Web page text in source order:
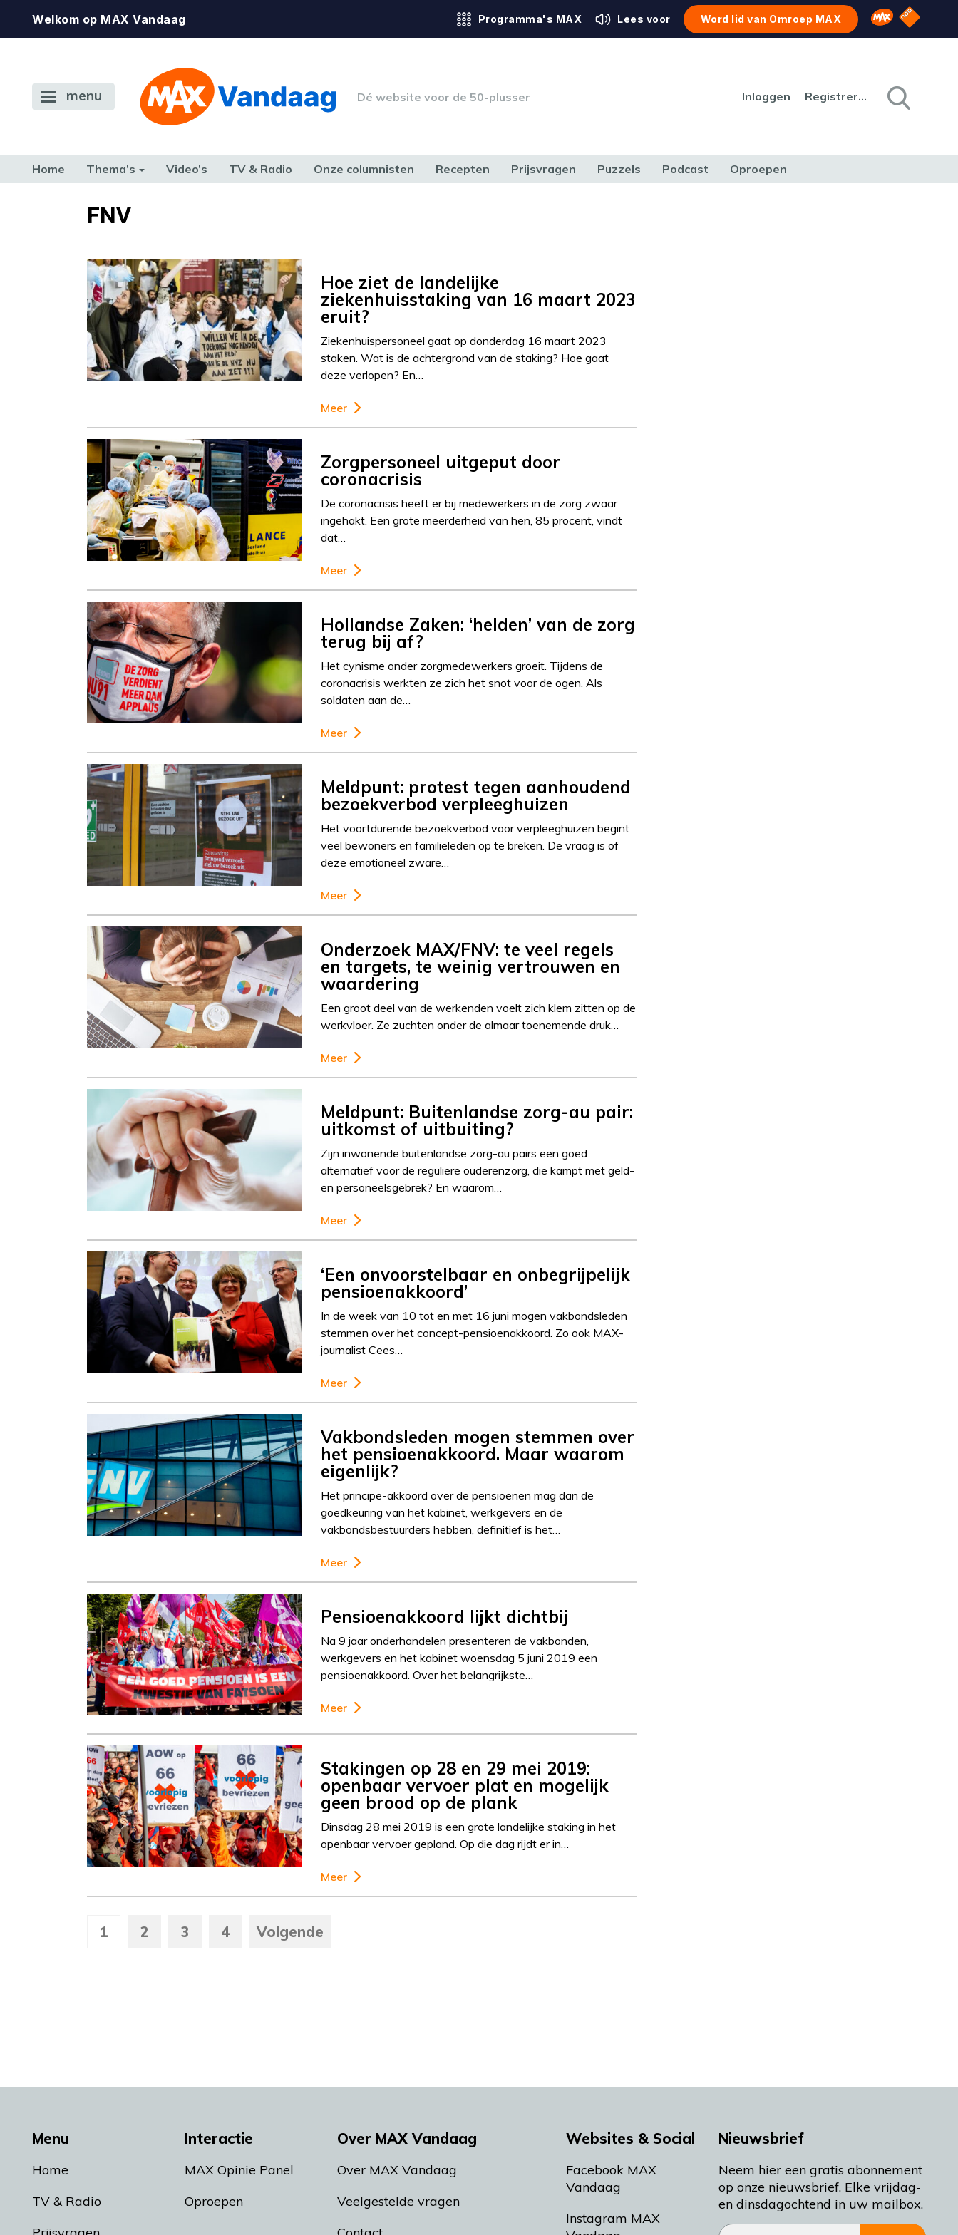
Welkom op MAX Vandaag Programma's MAX Lees voor Word lid van Omroep MAX Omroep MAX
NPO
menu Dé website voor de 50-plusser Inloggen Registreren
Home Thema’s Video’s TV & Radio Onze columnisten Recepten Prijsvragen Puzzels Podcast Oproepen
TERUG NAAR TOEN
FNV
Hoe ziet de landelijke
ziekenhuisstaking van 16 maart 2023
eruit?
Ziekenhuispersoneel gaat op donderdag 16 maart 2023
staken. Wat is de achtergrond van de staking? Hoe gaat
deze verlopen? En…
Meer
Zorgpersoneel uitgeput door
coronacrisis
De coronacrisis heeft er bij medewerkers in de zorg zwaar
ingehakt. Een grote meerderheid van hen, 85 procent, vindt
dat…
Meer
Hollandse Zaken: ‘helden’ van de zorg
terug bij af?
Het cynisme onder zorgmedewerkers groeit. Tijdens de
coronacrisis werkten ze zich het snot voor de ogen. Als
soldaten aan de…
Meer
Meldpunt: protest tegen aanhoudend
bezoekverbod verpleeghuizen
Het voortdurende bezoekverbod voor verpleeghuizen begint
veel bewoners en familieleden op te breken. De vraag is of
deze emotioneel zware…
Meer
Onderzoek MAX/FNV: te veel regels
en targets, te weinig vertrouwen en
waardering
Een groot deel van de werkenden voelt zich klem zitten op de
werkvloer. Ze zuchten onder de almaar toenemende druk…
Meer
Meldpunt: Buitenlandse zorg-au pair:
uitkomst of uitbuiting?
Zijn inwonende buitenlandse zorg-au pairs een goed
alternatief voor de reguliere ouderenzorg, die kampt met geld-
en personeelsgebrek? En waarom…
Meer
‘Een onvoorstelbaar en onbegrijpelijk
pensioenakkoord’
In de week van 10 tot en met 16 juni mogen vakbondsleden
stemmen over het concept-pensioenakkoord. Zo ook MAX-
journalist Cees…
Meer
Vakbondsleden mogen stemmen over
het pensioenakkoord. Maar waarom
eigenlijk?
Het principe-akkoord over de pensioenen mag dan de
goedkeuring van het kabinet, werkgevers en de
vakbondsbestuurders hebben, definitief is het…
Meer
Pensioenakkoord lijkt dichtbij
Na 9 jaar onderhandelen presenteren de vakbonden,
werkgevers en het kabinet woensdag 5 juni 2019 een
pensioenakkoord. Over het belangrijkste…
Meer
Stakingen op 28 en 29 mei 2019:
openbaar vervoer plat en mogelijk
geen brood op de plank
Dinsdag 28 mei 2019 is een grote landelijke staking in het
openbaar vervoer gepland. Op die dag rijdt er in…
Meer
1 2 3 4 Volgende
Menu
Home
TV & Radio
Interactie
MAX Opinie Panel
Oproepen
Over MAX Vandaag
Over MAX Vandaag
Veelgestelde vragen
Websites & Social
Facebook MAX
Vandaag
Instagram MAX
Nieuwsbrief
Neem hier een gratis abonnement
op onze nieuwsbrief. Elke vrijdag-
en dinsdagochtend in uw mailbox.